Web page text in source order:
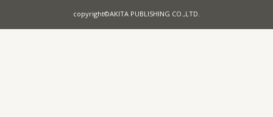
copyright©AKITA PUBLISHING CO.,LTD.